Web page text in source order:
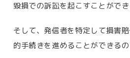
毀損での訴訟を起こすことができ
そして、発信者を特定して損害
的手続きを進めることができるの